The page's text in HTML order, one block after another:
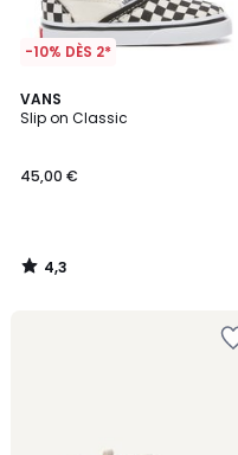
-10% DÈS 2*
VANS
Slip on Classic
45,00 €
4,3
/ 5
4,3
/